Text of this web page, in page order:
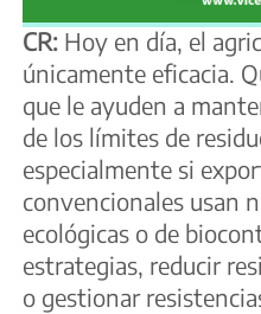
CR: Hoy en día, el
únicamente eficacia.
que le ayuden a
de los límites de
especialmente si
convencionales usan
ecológicas o de
estrategias, reducir
o gestionar